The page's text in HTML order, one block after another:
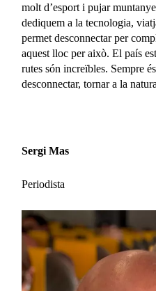
molt d’esport i pujar
dediquem a la tecnologia,
permet desconnectar per
aquest lloc per això. El país
rutes són increïbles. Sempre
desconnectar, tornar a la
Sergi Mas
Periodista